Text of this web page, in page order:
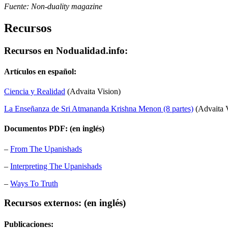
Fuente: Non-duality magazine
Recursos
Recursos en Nodualidad.info:
Artículos en español:
Ciencia y Realidad (Advaita Vision)
La Enseñanza de Sri Atmananda Krishna Menon (8 partes) (Advaita
Documentos PDF: (en inglés)
– From The Upanishads
– Interpreting The Upanishads
– Ways To Truth
Recursos externos: (en inglés)
Publicaciones: